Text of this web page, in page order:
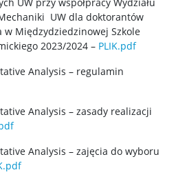
UW dla doktorantów
w Międzydziedzinowej Szkole
2023/2024 – PLIK.pdf
Analysis – regulamin
Analysis – zasady realizacji
Analysis – zajęcia do wyboru